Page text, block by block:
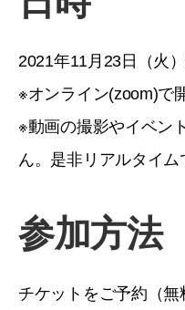
2021年11月23日（火
※オンライン(zoom)で
※動画の撮影やイベン
ん。是非リアルタイム
参加方法
チケットをご予約（